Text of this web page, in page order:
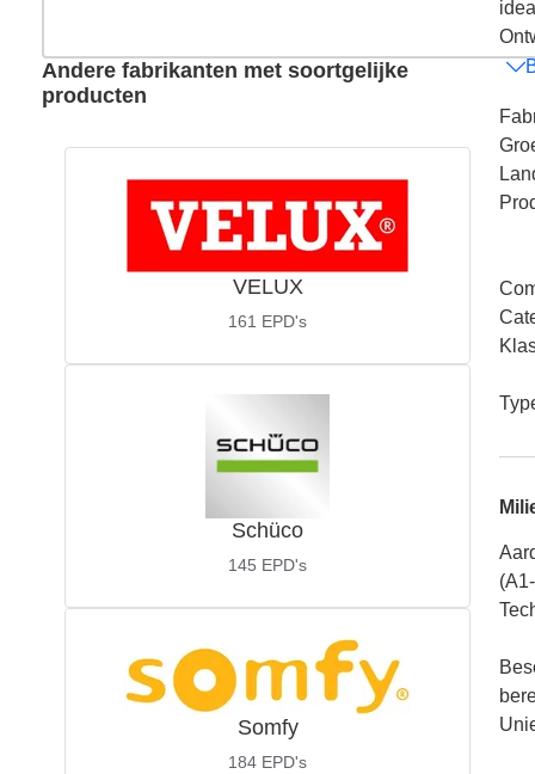
Andere fabrikanten met soortgelijke
producten
VELUX
161 EPD's
Schüco
145 EPD's
Somfy
184 EPD's